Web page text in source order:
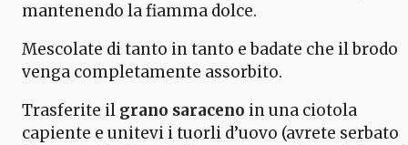
mantenendo la fiamma dolce.
Mescolate di tanto in tanto e badate che il brodo
venga completamente assorbito.
Trasferite il grano saraceno in una ciotola
capiente e unitevi i tuorli d’uovo (avrete serbato